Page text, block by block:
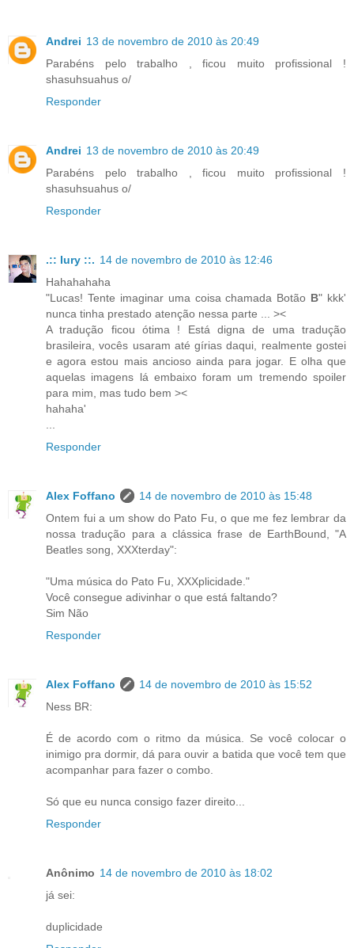
Andrei 13 de novembro de 2010 às 20:49
Parabéns pelo trabalho , ficou muito profissional !
shasuhsuahus o/
Responder
Andrei 13 de novembro de 2010 às 20:49
Parabéns pelo trabalho , ficou muito profissional !
shasuhsuahus o/
Responder
.:: Iury ::. 14 de novembro de 2010 às 12:46
Hahahahaha
"Lucas! Tente imaginar uma coisa chamada Botão B" kkk'
nunca tinha prestado atenção nessa parte ... ><
A tradução ficou ótima ! Está digna de uma tradução
brasileira, vocês usaram até gírias daqui, realmente gostei
e agora estou mais ancioso ainda para jogar. E olha que
aquelas imagens lá embaixo foram um tremendo spoiler
para mim, mas tudo bem ><
hahaha'
...
Responder
Alex Foffano
14 de novembro de 2010 às 15:48
Ontem fui a um show do Pato Fu, o que me fez lembrar da
nossa tradução para a clássica frase de EarthBound, "A
Beatles song, XXXterday":
"Uma música do Pato Fu, XXXplicidade."
Você consegue adivinhar o que está faltando?
Sim Não
Responder
Alex Foffano
14 de novembro de 2010 às 15:52
Ness BR:
É de acordo com o ritmo da música. Se você colocar o
inimigo pra dormir, dá para ouvir a batida que você tem que
acompanhar para fazer o combo.
Só que eu nunca consigo fazer direito...
Responder
Anônimo 14 de novembro de 2010 às 18:02
já sei:
duplicidade